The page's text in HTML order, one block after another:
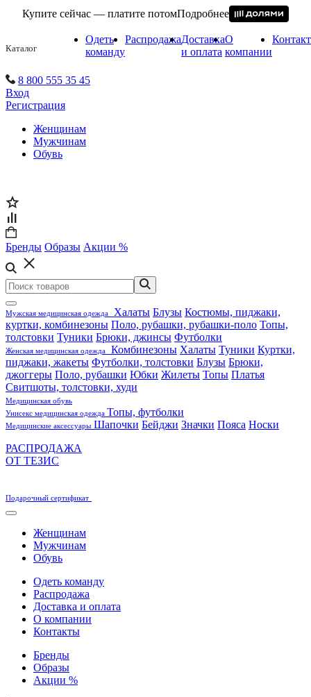
Купите сейчас — платите потомПодробнее
Каталог
Одеть
команду
РаспродажаДоставка
и оплата
О
компании
8 800 555 35 45
Вход
Регистрация
Женщинам
Мужчинам
Обувь
Бренды Образы Акции %
Мужская медицинская одежда Халаты Блузы Костюмы, пиджаки,
куртки, комбинезоны Поло, рубашки, рубашки-поло Топы,
толстовки Туники Брюки, джинсы Футболки
Женская медицинская одежда Комбинезоны Халаты Туники Куртки,
пиджаки, жакеты Футболки, толстовки Блузы Брюки,
джоггеры Поло, рубашки Юбки Жилеты Топы Платья
Свитшоты, толстовки, худи
Медицинская обувь
Унисекс медицинская одежда Топы, футболки
Медицинские аксессуары Шапочки Бейджи Значки Пояса Носки
РАСПРОДАЖА
ОТ ТЕЗИС
Подарочный сертификат
Женщинам
Мужчинам
Обувь
Одеть команду
Распродажа
Доставка и оплата
О компании
Контакты
Бренды
Образы
Акции %